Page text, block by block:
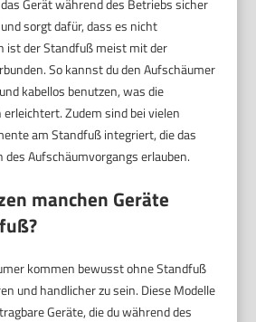
Gerät während des Betriebs sicher
sorgt dafür, dass es nicht
ist der Standfuß meist mit der
So kannst du den Aufschäumer
kabellos benutzen, was die
Zudem sind bei vielen
am Standfuß integriert, die das
des Aufschäumvorgangs erlauben.
manchen Geräte
kommen bewusst ohne Standfuß
und handlicher zu sein. Diese Modelle
Geräte, die du während des